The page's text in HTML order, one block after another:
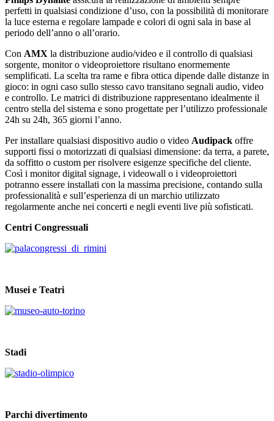
perfetti in qualsiasi condizione d’uso, con la possibilità di monitorare
la luce esterna e regolare lampade e colori di ogni sala in base al
periodo dell’anno o all’orario.
Con AMX la distribuzione audio/video e il controllo di qualsiasi
sorgente, monitor o videoproiettore risultano enormemente
semplificati. La scelta tra rame e fibra ottica dipende dalle distanze in
gioco: in ogni caso sullo stesso cavo transitano segnali audio, video
e controllo. Le matrici di distribuzione rappresentano idealmente il
centro stella del sistema e sono progettate per l’utilizzo professionale
24h su 24h, 365 giorni l’anno.
Per installare qualsiasi dispositivo audio o video Audipack offre
supporti fissi o motorizzati di qualsiasi dimensione: da terra, a parete,
da soffitto o custom per risolvere esigenze specifiche del cliente.
Così i monitor digital signage, i videowall o i videoproiettori
potranno essere installati con la massima precisione, contando sulla
professionalità e sull’esperienza di un marchio utilizzato
regolarmente anche nei concerti e negli eventi live più sofisticati.
Centri Congressuali
Musei e Teatri
Stadi
Parchi divertimento